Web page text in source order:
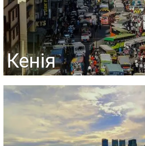
Кенія